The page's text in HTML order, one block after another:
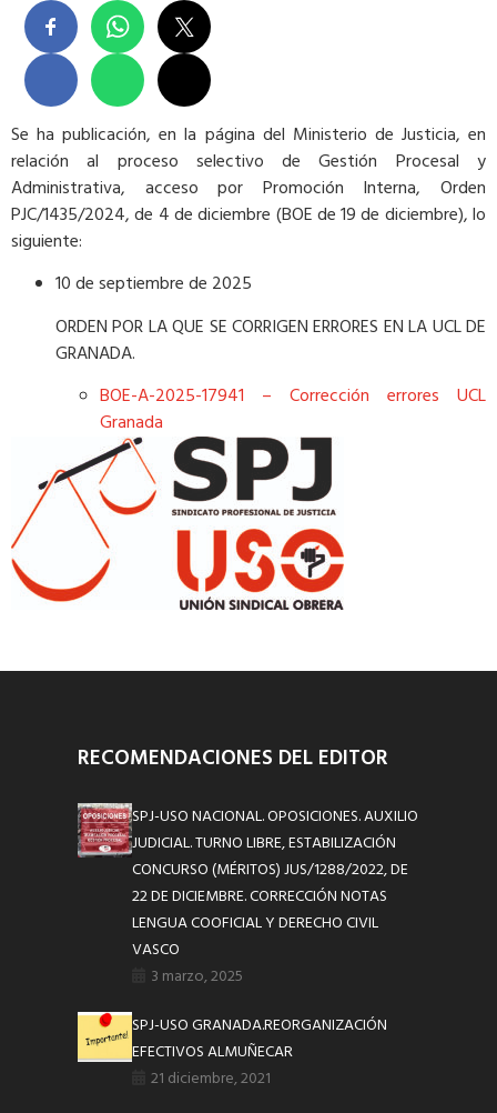
Se ha publicación, en la página del Ministerio de Justicia, en
relación al proceso selectivo de Gestión Procesal y
Administrativa, acceso por Promoción Interna, Orden
PJC/1435/2024, de 4 de diciembre (BOE de 19 de diciembre), lo
siguiente:
10 de septiembre de 2025
ORDEN POR LA QUE SE CORRIGEN ERRORES EN LA UCL DE
GRANADA.
BOE-A-2025-17941 – Corrección errores UCL
Granada
RECOMENDACIONES DEL EDITOR
SPJ-USO NACIONAL. OPOSICIONES. AUXILIO
JUDICIAL. TURNO LIBRE, ESTABILIZACIÓN
CONCURSO (MÉRITOS) JUS/1288/2022, DE
22 DE DICIEMBRE. CORRECCIÓN NOTAS
LENGUA COOFICIAL Y DERECHO CIVIL
VASCO
3 marzo, 2025
SPJ-USO GRANADA.REORGANIZACIÓN
EFECTIVOS ALMUÑECAR
21 diciembre, 2021